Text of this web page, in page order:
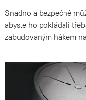
Snadno a bezpečně
abyste ho pokládali
zabudovaným hákem